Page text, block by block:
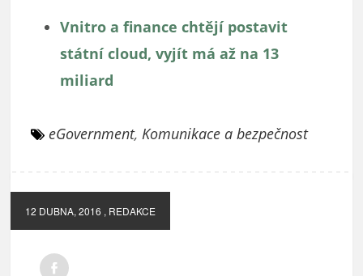
Vnitro a finance chtějí postavit
státní cloud, vyjít má až na 13
miliard
eGovernment, Komunikace a bezpečnost
12 DUBNA, 2016 , REDAKCE